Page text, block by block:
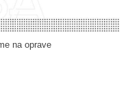
na oprave